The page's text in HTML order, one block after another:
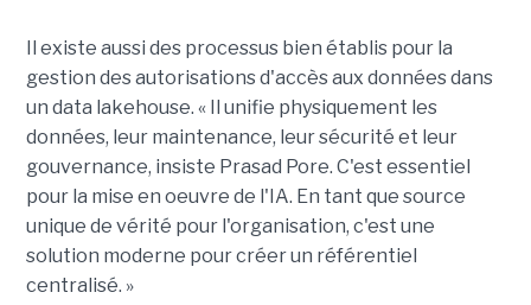
Il existe aussi des processus bien établis pour la
gestion des autorisations d'accès aux données dans
un data lakehouse. « Il unifie physiquement les
données, leur maintenance, leur sécurité et leur
gouvernance, insiste Prasad Pore. C'est essentiel
pour la mise en oeuvre de l'IA. En tant que source
unique de vérité pour l'organisation, c'est une
solution moderne pour créer un référentiel
centralisé. »